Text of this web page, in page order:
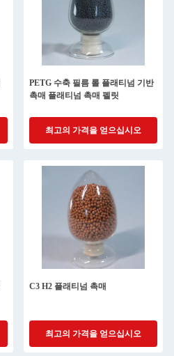
PETG 수축 필름 롤 플래티넘 기반
촉매 플래티넘 촉매 펠릿
최고의 가격을 얻으십시오
C3 H2 플래티넘 촉매
최고의 가격을 얻으십시오